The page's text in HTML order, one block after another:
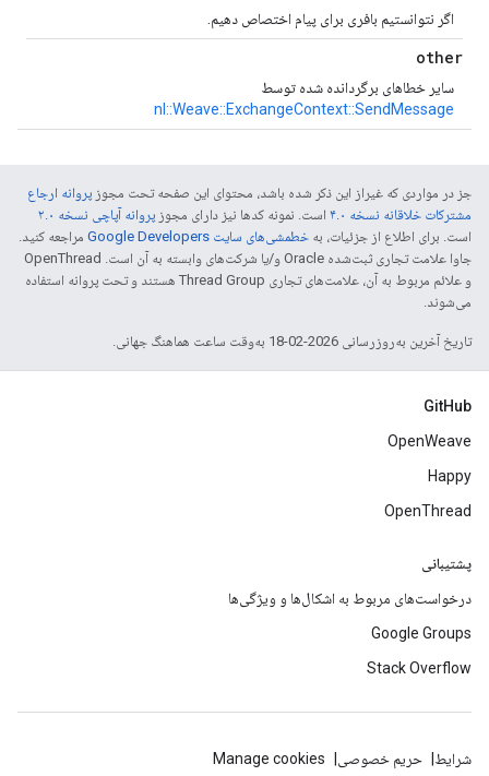
اگر نتوانستیم بافری برای پیام اختصاص دهیم.
other
سایر خطاهای برگردانده شده توسط
nl::Weave::ExchangeContext::SendMessage
جز در مواردی که غیراز این ذکر شده باشد، محتوای این صفحه تحت مجوز پروانه ارجاع
مشترکات خلاقانه نسخه ۴.۰
است. نمونه کدها نیز دارای مجوز پروانه آپاچی نسخه ۲.۰
است. برای اطلاع از جزئیات، به خطمشی‌های سایت Google Developers‏
مراجعه کنید.
جاوا علامت تجاری ثبت‌شده Oracle و/یا شرکت‌های وابسته به آن است. ‫OpenThread
و علائم مربوط به آن، علامت‌های تجاری Thread Group هستند و تحت پروانه استفاده
می‌شوند.
تاریخ آخرین به‌روزرسانی 2026-02-18 به‌وقت ساعت هماهنگ جهانی.
GitHub
OpenWeave
Happy
OpenThread
پشتیبانی
درخواست‌های مربوط به اشکال‌ها و ویژگی‌ها
Google Groups
Stack Overflow
شرایط حریم خصوصی Manage cookies